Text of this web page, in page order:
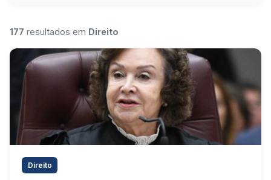
177 resultados em Direito
Direito